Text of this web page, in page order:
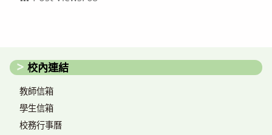
校內連結
教師信箱
學生信箱
校務行事曆